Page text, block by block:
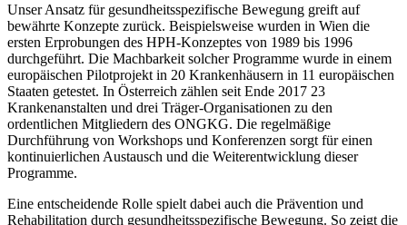
Unser Ansatz für gesundheitsspezifische Bewegung greift auf
bewährte Konzepte zurück. Beispielsweise wurden in Wien die
ersten Erprobungen des HPH-Konzeptes von 1989 bis 1996
durchgeführt. Die Machbarkeit solcher Programme wurde in einem
europäischen Pilotprojekt in 20 Krankenhäusern in 11 europäischen
Staaten getestet. In Österreich zählen seit Ende 2017 23
Krankenanstalten und drei Träger-Organisationen zu den
ordentlichen Mitgliedern des ONGKG. Die regelmäßige
Durchführung von Workshops und Konferenzen sorgt für einen
kontinuierlichen Austausch und die Weiterentwicklung dieser
Programme.
Eine entscheidende Rolle spielt dabei auch die Prävention und
Rehabilitation durch gesundheitsspezifische Bewegung. So zeigt die